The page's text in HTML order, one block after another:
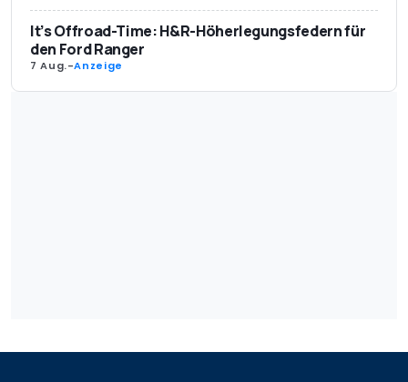
It’s Offroad-Time: H&R-Höherlegungsfedern für
den Ford Ranger
7 Aug.-Anzeige